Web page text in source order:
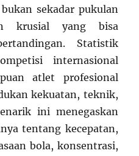
sekadar pukulan
krusial yang bisa
Statistik
internasional
atlet profesional
kekuatan, teknik,
ini menegaskan
tentang kecepatan,
bola, konsentrasi,